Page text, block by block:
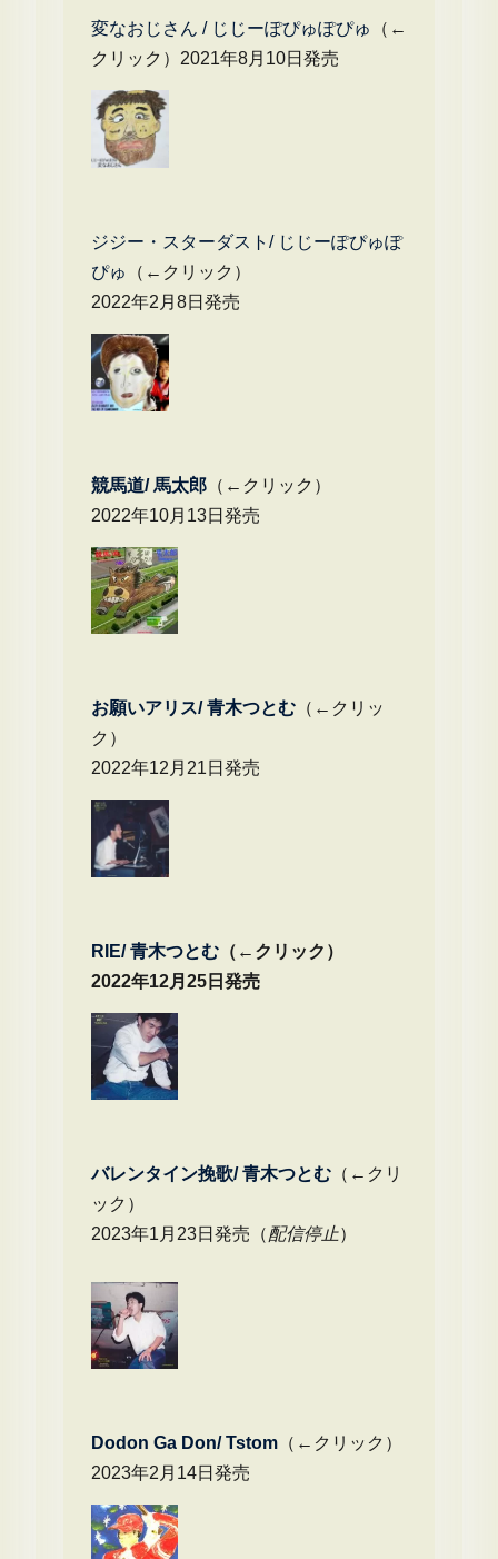
変なおじさん / じじーぽぴゅぽぴゅ
（←
クリック）2021年8月10日発売
ジジー・スターダスト/ じじーぽぴゅぽ
ぴゅ
（←クリック）
2022年2月8日発売
競馬道/ 馬太郎（←クリック）
2022年10月13日発売
お願いアリス/ 青木つとむ（←クリッ
ク）
2022年12月21日発売
RIE/ 青木つとむ（←クリック）
2022年12月25日発売
バレンタイン挽歌/ 青木つとむ（←クリ
ック）
2023年1月23日発売（配信停止）
Dodon Ga Don/ Tstom（←クリック）
2023年2月14日発売